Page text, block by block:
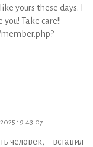
yours these days. I
Take care!!
19:43:07
человек, – вставил